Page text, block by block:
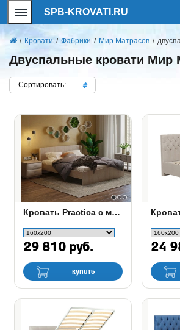
SPB-KROVATI.RU
/ Кровати / Фабрики / Мир Матрасов /
Двуспальные кровати Мир
Сортировать:
Кровать Practica c матрасом Flex Basic M
29 810 руб.
купить
24